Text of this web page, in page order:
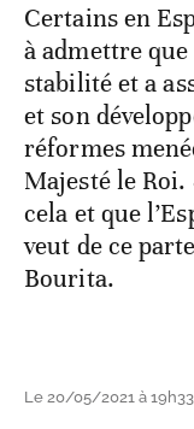
Certains en
à admettre
stabilité et a
et son
réformes
Majesté le
cela et que
veut de ce
Bourita.
Le 20/05/2021 à 19h33